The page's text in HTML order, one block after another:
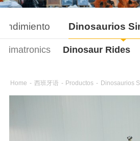
Dinosaurios
Dinosaur Rides
Home - 西班牙语 - Productos - Dinosaurios